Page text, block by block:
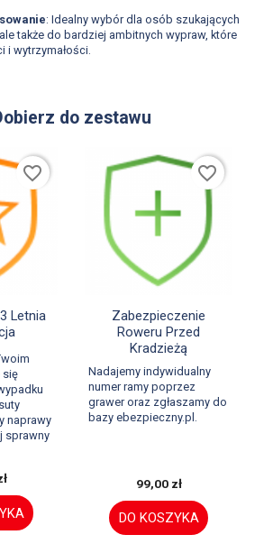
: Idealny wybór dla osób szukających
także do bardziej ambitnych wypraw, które
i wytrzymałości.
do zestawu
Letnia
się
naprawy
sprawny
favorite_border
Szybki podgląd
Zabezpieczenie
Roweru Przed
Kradzieżą
Nadajemy indywidualny
numer ramy poprzez
grawer oraz zgłaszamy do
bazy ebezpieczny.pl.
99,00 zł
DO KOSZYKA
favorite_border